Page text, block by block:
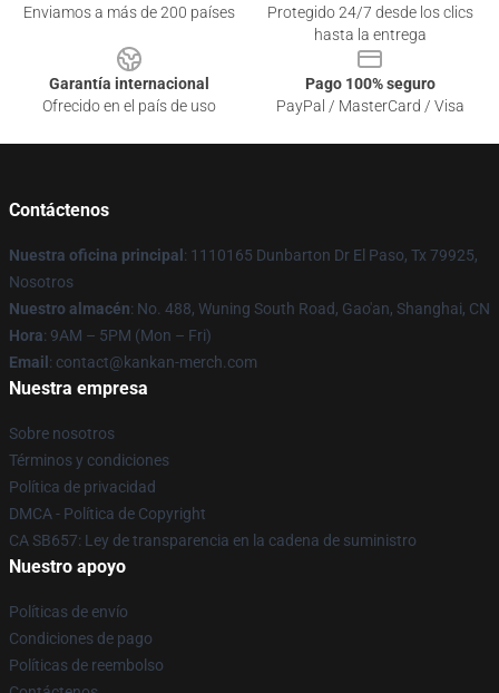
Enviamos a más de 200 países
Protegido 24/7 desde los clics
hasta la entrega
Garantía internacional
Ofrecido en el país de uso
Pago 100% seguro
PayPal / MasterCard / Visa
Contáctenos
Nuestra oficina principal : 1110165 Dunbarton Dr El Paso, Tx 79925,
Nosotros
Nuestro almacén: No. 488, Wuning South Road, Gao'an, Shanghai, CN
Hora: 9AM – 5PM (Mon – Fri)
Email : contact@kankan-merch.com
Nuestra empresa
Sobre nosotros
Términos y condiciones
Política de privacidad
DMCA - Política de Copyright
CA SB657: Ley de transparencia en la cadena de suministro
Nuestro apoyo
Políticas de envío
Condiciones de pago
Políticas de reembolso